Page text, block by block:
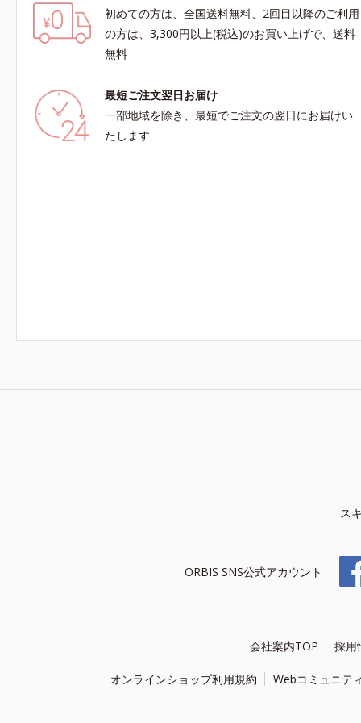
初めての方は、全国送料無料、2回目以降のご利用
の方は、3,300円以上(税込)のお買い上げで、送料
無料
最短ご注文翌日お届け
一部地域を除き、最短でご注文の翌日にお届けい
たします
ス
ORBIS SNS公式アカウント
会社案内TOP 採用
オンラインショップ利用規約 Webコミュニテ